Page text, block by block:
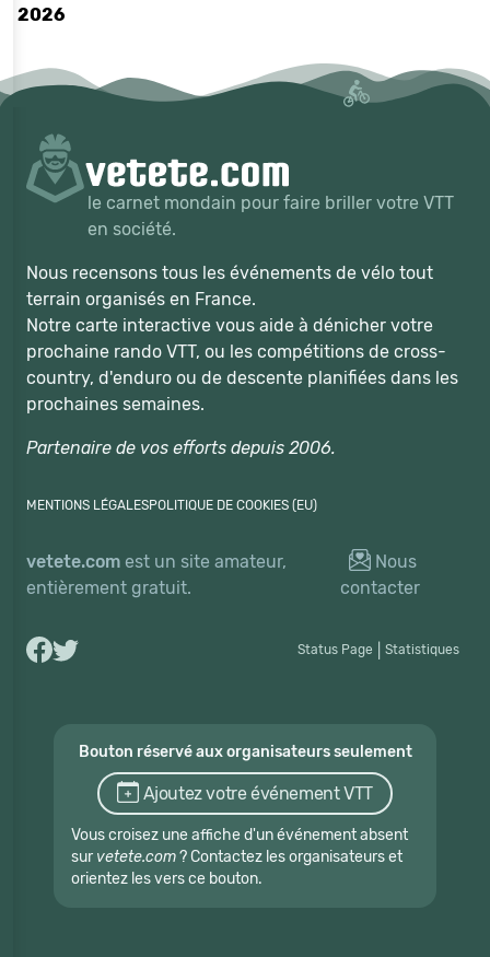
2026
le carnet mondain pour faire briller votre VTT
en société.
Nous recensons tous les événements de vélo tout
terrain organisés en France.
Notre carte interactive vous aide à dénicher votre
prochaine rando VTT, ou les compétitions de cross-
country, d'enduro ou de descente planifiées dans les
prochaines semaines.
Partenaire de vos efforts depuis 2006.
MENTIONS LÉGALESPOLITIQUE DE COOKIES (EU)
vetete.com est un site amateur,
entièrement gratuit.
Nous
contacter
Status Page Statistiques
Bouton réservé aux organisateurs seulement
Ajoutez votre événement VTT
Vous croisez une affiche d'un événement absent
sur vetete.com? Contactez les organisateurs et
orientez les vers ce bouton.